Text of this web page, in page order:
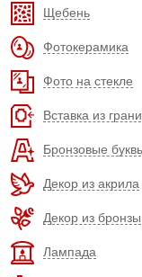
Щебень
Фотокерамика
Фото на стекле
Вставка из
Бронзовые
Декор из акрила
Декор из бронзы
Лампада